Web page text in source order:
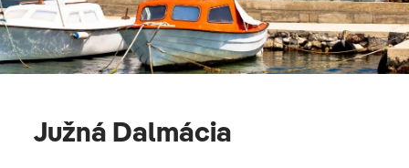
Južná Dalmácia